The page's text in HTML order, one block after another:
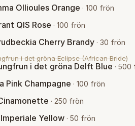
Ollioules Orange · 100 frön
QIS Rose · 100 frön
Cherry Brandy · 30 frön
i det gröna Eclipse (African Bride)
i det gröna Delft Blue · 500
Pink Champagne · 100 frön
· 250 frön
Yellow · 50 frön